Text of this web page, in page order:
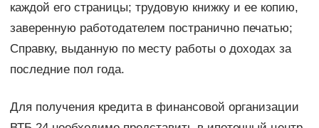
каждой его страницы; трудовую книжку и ее копию,
заверенную работодателем постранично печатью;
Справку, выданную по месту работы о доходах за
последние пол года.
Для получения кредита в финансовой организации